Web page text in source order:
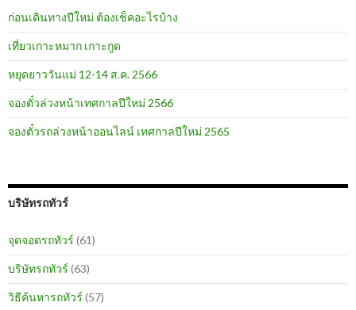
ก่อนเดินทางปีใหม่ ต้องเช็คอะไรบ้าง
เที่ยวเกาะหมาก เกาะกูด
หยุดยาววันแม่ 12-14 ส.ค. 2566
จองตั๋วล่วงหน้าเทศกาลปีใหม่ 2566
จองตั๋วรถล่วงหน้าออนไลน์ เทศกาลปีใหม่ 2565
บริษัทรถทัวร์
จุดจอดรถทัวร์ (61)
บริษัทรถทัวร์ (63)
วิธีค้นหารถทัวร์ (57)